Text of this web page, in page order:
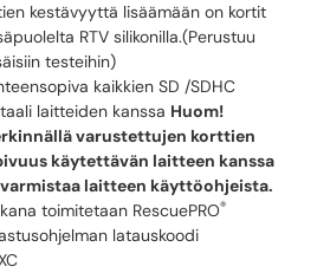
kestävyyttä lisäämään on kortit
RTV silikonilla.(Perustuu
testeihin)
kaikkien SD /SDHC
laitteiden kanssa Huom!
varustettujen korttien
käytettävän laitteen kanssa
laitteen käyttöohjeista.
toimitetaan RescuePRO®
latauskoodi